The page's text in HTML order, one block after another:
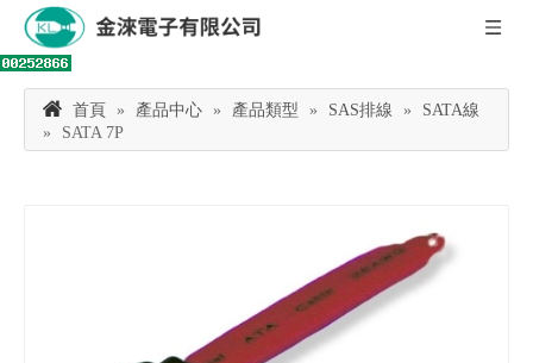
首頁 » 產品中心 » 產品類型 » SAS排線 »
SATA線
»
SATA 7P